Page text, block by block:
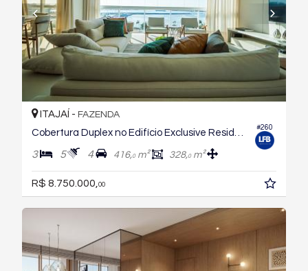
#260
ITAJAÍ - FAZENDA
Cobertura Duplex no Edifício Exclusive Residence
3 5 4 416,0m² 328,0m²
R$ 8.750.000,00